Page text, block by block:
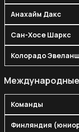
Анахайм Дакс
Сан-Хосе Шаркс
Колорадо Эвеланш
Команды
Финляндия